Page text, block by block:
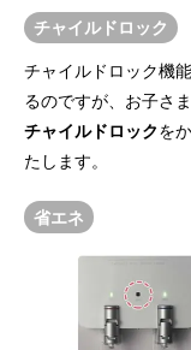
チャイルドロック
チャイルドロック機
るのですが、お子さ
チャイルドロックを
たします。
省エネ